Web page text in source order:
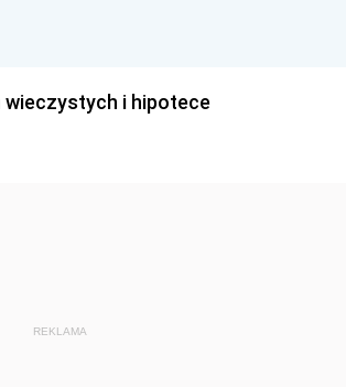
wieczystych i hipotece
REKLAMA